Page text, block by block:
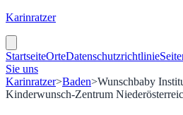
Karinratzer
StartseiteOrteDatenschutzrichtlinie
Sie uns
Karinratzer>Baden>Wunschbaby
Kinderwunsch-Zentrum